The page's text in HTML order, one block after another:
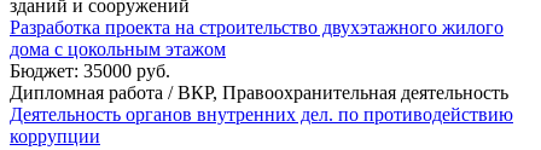
зданий и сооружений
Разработка проекта на строительство двухэтажного жилого
дома с цокольным этажом
Бюджет: 35000 руб.
Дипломная работа / ВКР, Правоохранительная деятельность
Деятельность органов внутренних дел. по противодействию
коррупции